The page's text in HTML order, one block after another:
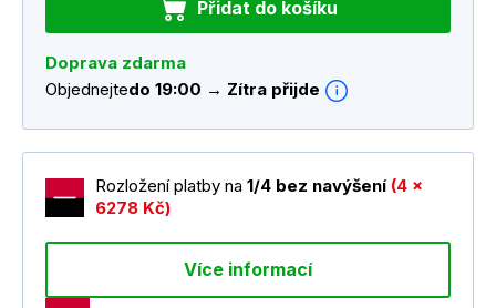
Přidat do košíku
Doprava zdarma
Objednejtedo 19:00 → Zítra přijde
Rozložení platby na 1/4 bez navýšení (4 x
6278 Kč)
Více informací